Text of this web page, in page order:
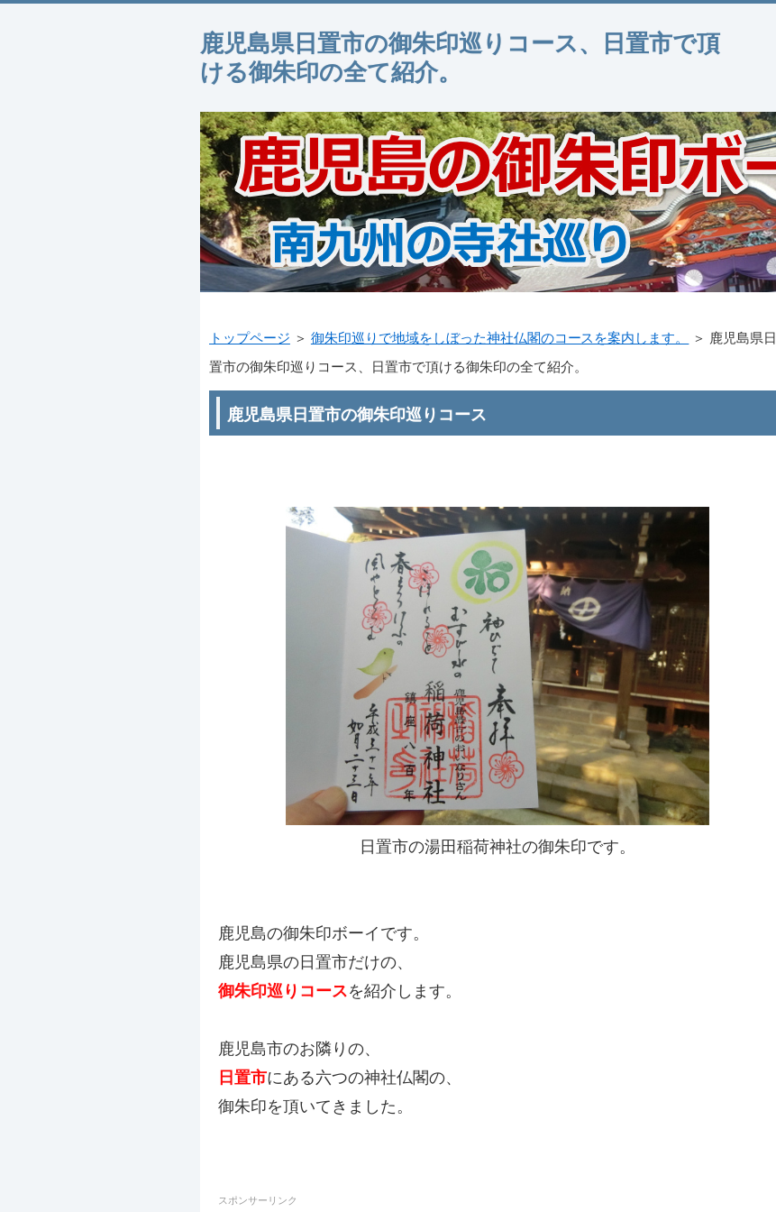
鹿児島県日置市の御朱印巡りコース、日置市で頂
ける御朱印の全て紹介。
トップページ ＞ 御朱印巡りで地域をしぼった神社仏閣のコースを案内します。
＞ 鹿児島県日
置市の御朱印巡りコース、日置市で頂ける御朱印の全て紹介。
鹿児島県日置市の御朱印巡りコース
日置市の湯田稲荷神社の御朱印です。
鹿児島の御朱印ボーイです。
鹿児島県の日置市だけの、
御朱印巡りコースを紹介します。
鹿児島市のお隣りの、
日置市にある六つの神社仏閣の、
御朱印を頂いてきました。
スポンサーリンク